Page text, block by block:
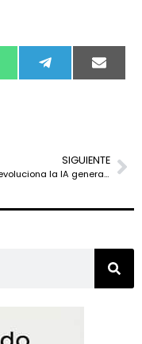
TelegramEmail
SIGUIENTE
Fastly revoluciona la IA generativa con su acelerador de IA: respuestas 9 veces más rápidas